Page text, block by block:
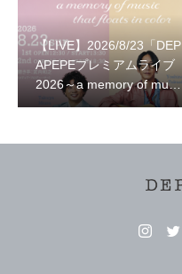
【LIVE】2026/8/23「DEP
APEPEプレミアムライブ
2026～a memory of musi
c that floats in color～」